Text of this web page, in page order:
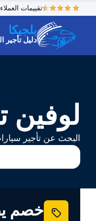
تقييمات العملاء
بلجيكا
دليل تأجير
لوفين
البحث عن تأجير